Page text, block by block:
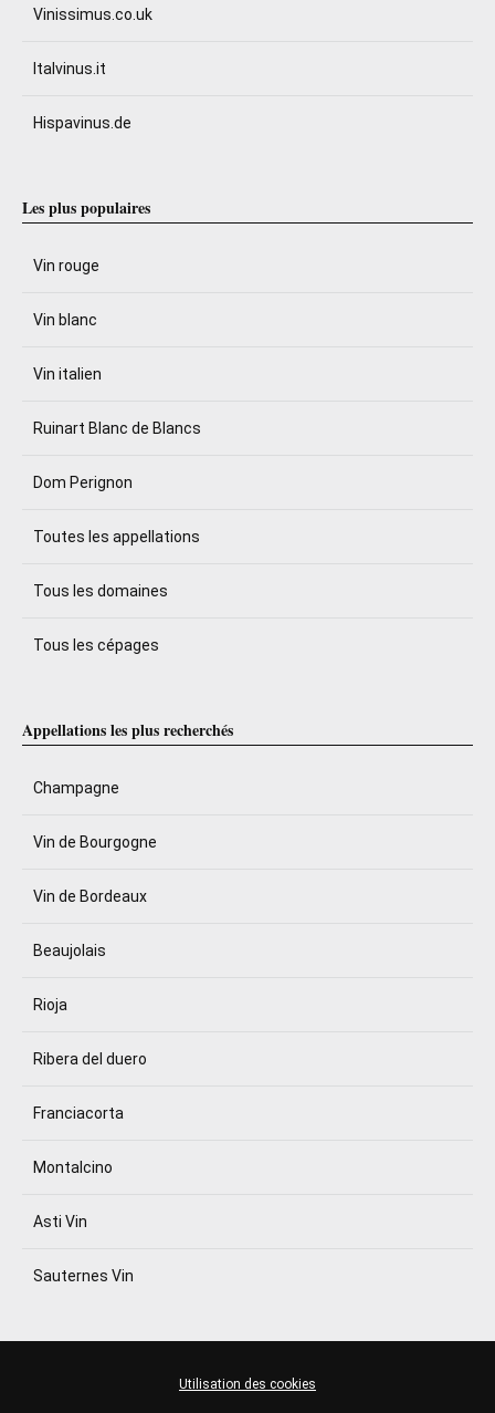
Vinissimus.co.uk
Italvinus.it
Hispavinus.de
Les plus populaires
Vin rouge
Vin blanc
Vin italien
Ruinart Blanc de Blancs
Dom Perignon
Toutes les appellations
Tous les domaines
Tous les cépages
Appellations les plus recherchés
Champagne
Vin de Bourgogne
Vin de Bordeaux
Beaujolais
Rioja
Ribera del duero
Franciacorta
Montalcino
Asti Vin
Sauternes Vin
Utilisation des cookies